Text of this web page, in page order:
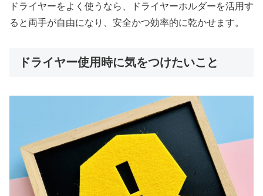
ドライヤーをよく使うなら、ドライヤーホルダーを活用す
ると両手が自由になり、安全かつ効率的に乾かせます。
ドライヤー使用時に気をつけたいこと